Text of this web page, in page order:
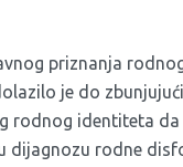
priznanja
je do
rodnog identiteta
rodne